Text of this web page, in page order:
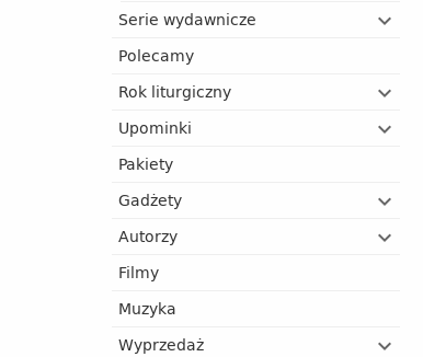
Serie wydawnicze
Polecamy
Rok liturgiczny
Upominki
Pakiety
Gadżety
Autorzy
Filmy
Muzyka
Wyprzedaż